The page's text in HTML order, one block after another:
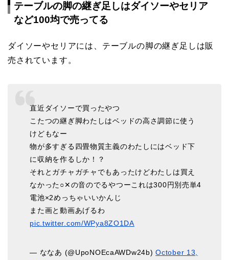
テーブルの脚の継ぎ足しはダイソーやセリア
など100均で売ってる
ダイソーやセリアには、テーブルの脚の継ぎ足しは販
売されています。
直近ダイソーで買ったやつ
こたつの継ぎ脚わたしはベッドの高さ調節に使う
けどもなー
物が多すぎる四畳物質主義のわたしにはベッド下
に収納を作るしか！？
それとガチャガチャでもあったけどわたしは買え
なかった○✕の音のでるやつーこれは300円別売単4
電池×2めっちゃいいかんじ
また画と動画あげるわ
pic.twitter.com/WPya8ZO1DA
— ななあ (@UpoNOEcaAWDw24b)October 13,